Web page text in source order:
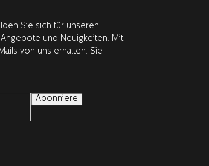
Sie sich für unseren
und Neuigkeiten. Mit
von uns erhalten. Sie